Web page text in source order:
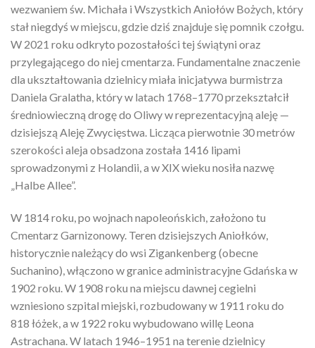
wezwaniem św. Michała i Wszystkich Aniołów Bożych, który
stał niegdyś w miejscu, gdzie dziś znajduje się pomnik czołgu.
W 2021 roku odkryto pozostałości tej świątyni oraz
przylegającego do niej cmentarza. Fundamentalne znaczenie
dla ukształtowania dzielnicy miała inicjatywa burmistrza
Daniela Gralatha, który w latach 1768–1770 przekształcił
średniowieczną drogę do Oliwy w reprezentacyjną aleję —
dzisiejszą Aleję Zwycięstwa. Licząca pierwotnie 30 metrów
szerokości aleja obsadzona została 1416 lipami
sprowadzonymi z Holandii, a w XIX wieku nosiła nazwę
„Halbe Allee”.
W 1814 roku, po wojnach napoleońskich, założono tu
Cmentarz Garnizonowy. Teren dzisiejszych Aniołków,
historycznie należący do wsi Zigankenberg (obecne
Suchanino), włączono w granice administracyjne Gdańska w
1902 roku. W 1908 roku na miejscu dawnej cegielni
wzniesiono szpital miejski, rozbudowany w 1911 roku do
818 łóżek, a w 1922 roku wybudowano willę Leona
Astrachana. W latach 1946–1951 na terenie dzielnicy